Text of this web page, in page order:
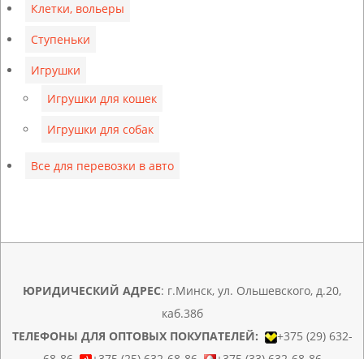
Клетки, вольеры
Ступеньки
Игрушки
Игрушки для кошек
Игрушки для собак
Все для перевозки в авто
ЮРИДИЧЕСКИЙ АДРЕС: г.Минск, ул. Ольшевского, д.20,
каб.38б
ТЕЛЕФОНЫ ДЛЯ ОПТОВЫХ ПОКУПАТЕЛЕЙ:
+375 (29) 632-